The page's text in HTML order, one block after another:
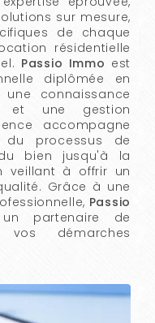
sur mesure,
de chaque
résidentielle
Passio Immo est
diplômée en
connaissance
et une gestion
accompagne
processus de
bien jusqu'à la
veillant à offrir un
Grâce à une
Passio
partenaire de
démarches